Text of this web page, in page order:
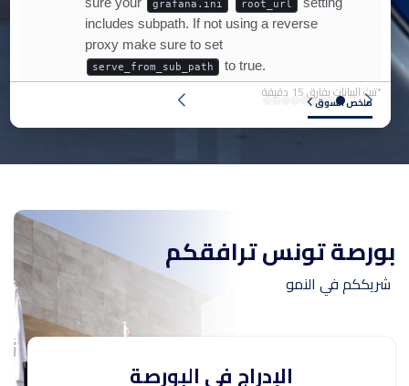
*تبث البيانات بفارق 15 دقيقة
ملخص السوق
بورصة تونس ترافقكم
شريككم في النمو
الإدراج في البورصة